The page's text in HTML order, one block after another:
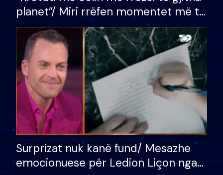
planet”/ Miri rrëfen momentet më të
bukura në shtëpinë e BB VIP: Do më
mungojë zilja e mëngjesit kur…
Surprizat nuk kanë fund/ Mesazhe
emocionuese për Ledion Liçon nga